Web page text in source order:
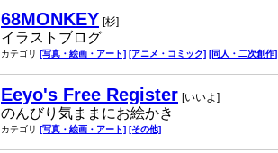
68MONKEY [杉]
イラストブログ
カテゴリ [写真・絵画・アート] [アニメ・コミック] [同人・二次創作]
Eeyo's Free Register [いいよ]
のんびり気ままにお絵かき
カテゴリ [写真・絵画・アート] [その他]